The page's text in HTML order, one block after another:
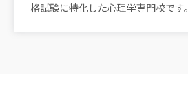
格試験に特化した心理学専門校です。